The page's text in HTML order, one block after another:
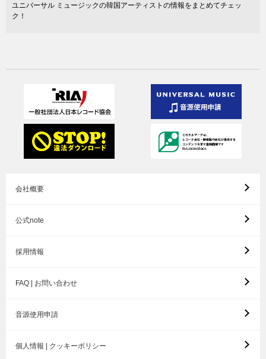
ユニバーサル ミュージックの韓国アーティストの情報をまとめてチェッ
ク！
会社概要
公式note
採用情報
FAQ | お問い合わせ
音源使用申請
個人情報 | クッキーポリシー